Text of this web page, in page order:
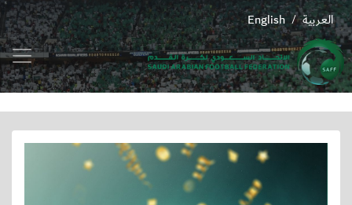
English / العربية